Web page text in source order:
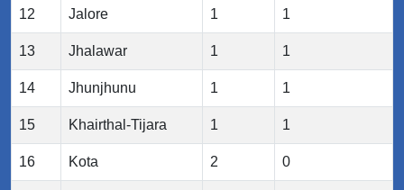
12 Jalore 1 1
13 Jhalawar 1 1
14 Jhunjhunu 1 1
15 Khairthal-Tijara 1 1
16 Kota 2 0